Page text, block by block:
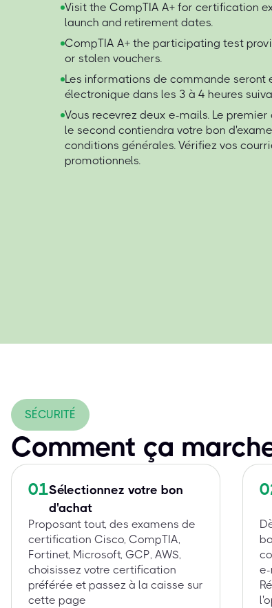
Visit the CompTIA A+ for certification
launch and retirement dates.
CompTIA A+ the participating test
or stolen vouchers.
Les informations de commande seront
électronique dans les 3 à 4 heures
Vous recevrez deux e-mails. Le
le second contiendra votre bon
conditions générales. Vérifiez vos
promotionnels.
SÉCURITÉ
Comment ça
01Sélectionnez votre bon
d'achat
Proposant tout, des examens de
certification Cisco, CompTIA,
Fortinet, Microsoft, GCP, AWS,
choisissez votre certification
préférée et passez à la caisse sur
cette page